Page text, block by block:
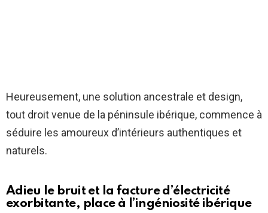
Heureusement, une solution ancestrale et design,
tout droit venue de la péninsule ibérique, commence à
séduire les amoureux d’intérieurs authentiques et
naturels.
Adieu le bruit et la facture d’électricité
exorbitante, place à l’ingéniosité ibérique